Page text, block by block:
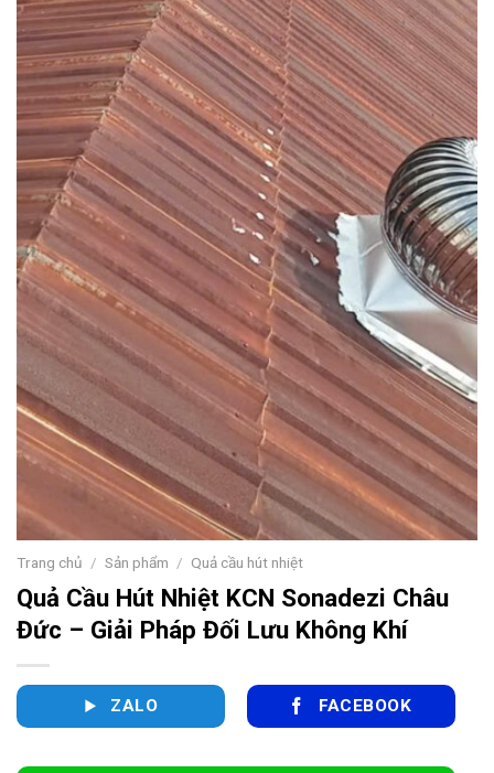
Trang chủ / Sản phẩm / Quả cầu hút nhiệt
Quả Cầu Hút Nhiệt KCN Sonadezi Châu
Đức – Giải Pháp Đối Lưu Không Khí
ZALO FACEBOOK